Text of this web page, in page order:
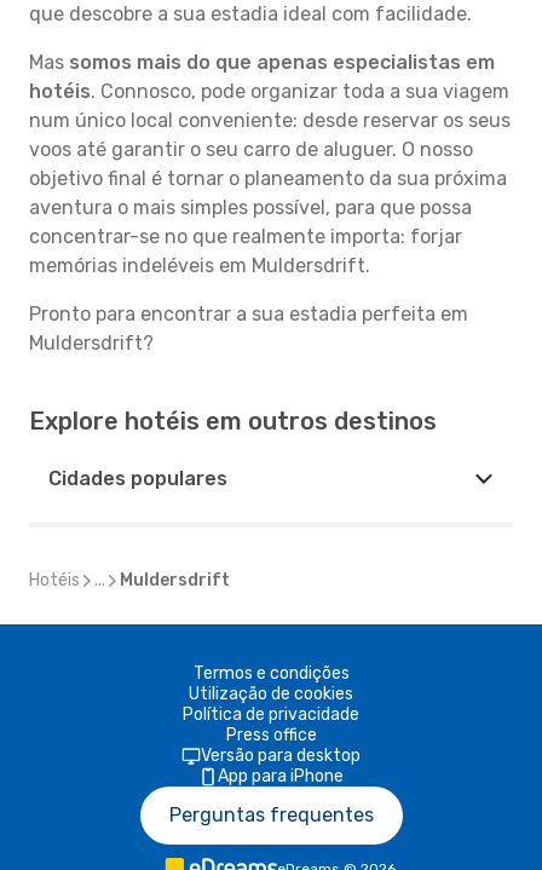
que descobre a sua estadia ideal com facilidade.
Mas somos mais do que apenas especialistas em
hotéis. Connosco, pode organizar toda a sua viagem
num único local conveniente: desde reservar os seus
voos até garantir o seu carro de aluguer. O nosso
objetivo final é tornar o planeamento da sua próxima
aventura o mais simples possível, para que possa
concentrar-se no que realmente importa: forjar
memórias indeléveis em Muldersdrift.
Pronto para encontrar a sua estadia perfeita em
Muldersdrift?
Explore hotéis em outros destinos
Cidades populares
Hotéis ... Muldersdrift
Termos e condições
Utilização de cookies
Política de privacidade
Press office
Versão para desktop
App para iPhone
Perguntas frequentes